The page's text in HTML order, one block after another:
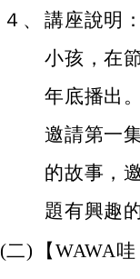
４、 講座說明
小孩，在
年底播出
邀請第一
的故事，
題有興趣
(二)
【WAWA哇